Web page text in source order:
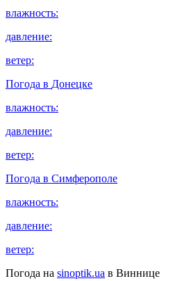
влажность:
давление:
ветер:
Погода в Донецке
влажность:
давление:
ветер:
Погода в Симферополе
влажность:
давление:
ветер:
Погода на sinoptik.ua в Виннице